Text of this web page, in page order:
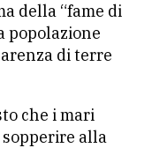
della “fame di
popolazione
di terre
che i mari
alla